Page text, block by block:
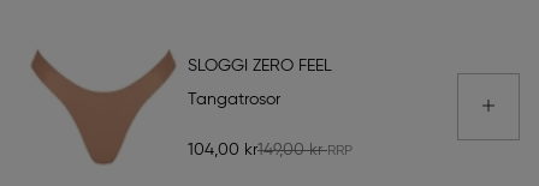
SLOGGI ZERO FEEL
Tangatrosor
104,00 kr149,00 kr